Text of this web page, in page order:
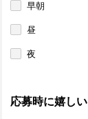
早朝
昼
夜
応募時に嬉しい